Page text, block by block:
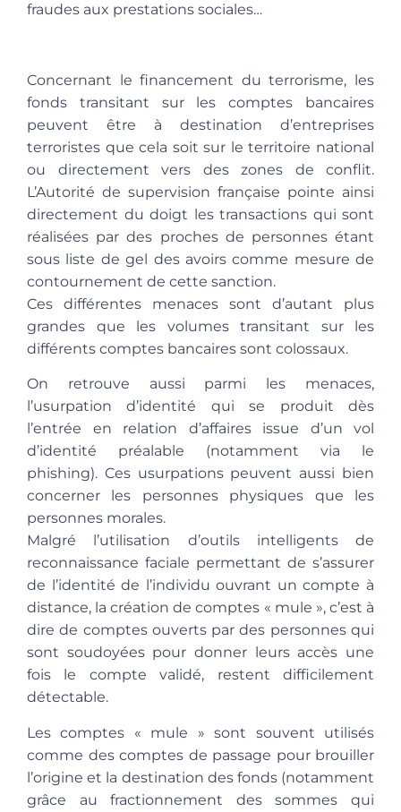
fraudes aux prestations sociales…
Concernant le financement du terrorisme, les
fonds transitant sur les comptes bancaires
peuvent être à destination d’entreprises
terroristes que cela soit sur le territoire national
ou directement vers des zones de conflit.
L’Autorité de supervision française pointe ainsi
directement du doigt les transactions qui sont
réalisées par des proches de personnes étant
sous liste de gel des avoirs comme mesure de
contournement de cette sanction.
Ces différentes menaces sont d’autant plus
grandes que les volumes transitant sur les
différents comptes bancaires sont colossaux.
On retrouve aussi parmi les menaces,
l’usurpation d’identité qui se produit
dès
l’entrée en relation d’affaires issue d’un vol
d’identité préalable (notamment via le
phishing). Ces usurpations peuvent aussi bien
concerner les personnes physiques que les
personnes morales.
Malgré l’utilisation d’outils intelligents de
reconnaissance faciale permettant de s’assurer
de l’identité de l’individu ouvrant un compte à
distance, la création de comptes « mule », c’est à
dire de comptes ouverts par des personnes qui
sont soudoyées pour donner leurs accès une
fois le compte validé, restent difficilement
détectable.
Les comptes « mule » sont souvent utilisés
comme des comptes de passage pour brouiller
l’origine et la destination des fonds (notamment
grâce au fractionnement des sommes qui